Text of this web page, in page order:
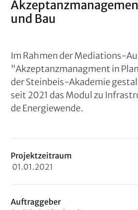
und Bau
Im Rahmen der Mediations-
"Akzeptanzmanagment in
der Steinbeis-Akademie
seit 2021 das Modul zu
de Energiewende.
Projektzeitraum
01.01.2021
Auftraggeber